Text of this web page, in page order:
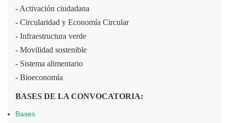
- Activación ciudadana
- Circularidad y Economía Circular
- Infraestructura verde
- Movilidad sostenible
- Sistema alimentario
- Bioeconomía
BASES DE LA CONVOCATORIA:
Bases